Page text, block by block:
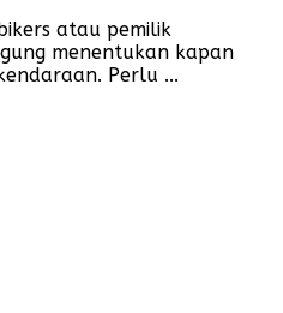
atau pemilik
menentukan kapan
Perlu ...